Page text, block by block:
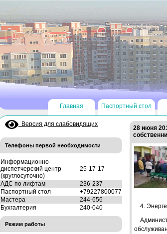
Главная Паспортный стол
Версия для слабовидящих
Телефоны первой необходимости
Информационно-
диспетчерский центр
(круглосуточно)
25-17-17
АДС по лифтам
236-237
Паспортный стол
+79227800077
Мастера
244-656
Бухгалтерия
240-040
Режим работы
28 июня
4.